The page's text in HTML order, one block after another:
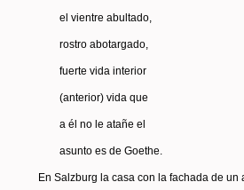
el vientre abultado,
rostro abotargado,
fuerte vida interior
(anterior) vida que
a él no le atañe el
asunto es de Goethe.
En Salzburg la casa con la fachada de un